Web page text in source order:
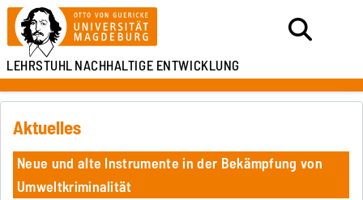
LEHRSTUHLNACHHALTIGE ENTWICKLUNG
Aktuelles
Neue und alte Instrumente in der Bekämpfung von
Umweltkriminalität